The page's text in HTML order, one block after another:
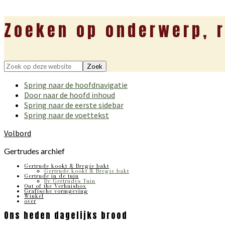
Zoeken op onderwerp,
Zoek
deze
website
Spring naar de hoofdnavigatie
Door naar de hoofd inhoud
Spring naar de eerste sidebar
Spring naar de voettekst
Volbord
Gertrudes archief
Gertrude kookt & Bregje bakt
Gertrude kookt & Bregje bakt
Gertrude in de tuin
De Gertrudes Tuin
Out of the Verhuisbox
Grafische vormgeving
Winkel
over
Ons heden dagelijks brood